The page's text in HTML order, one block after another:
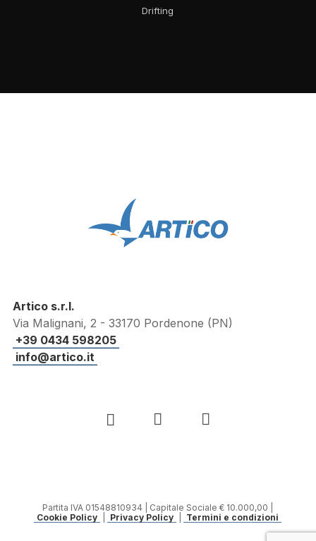
Drifting
Artico s.r.l.
Via Malignani, 2 - 33170 Pordenone (PN)
+39 0434 598205
info@artico.it
Partita IVA 01548810934 | Capitale Sociale € 10.000,00 |
Cookie Policy
Privacy Policy Termini e condizioni